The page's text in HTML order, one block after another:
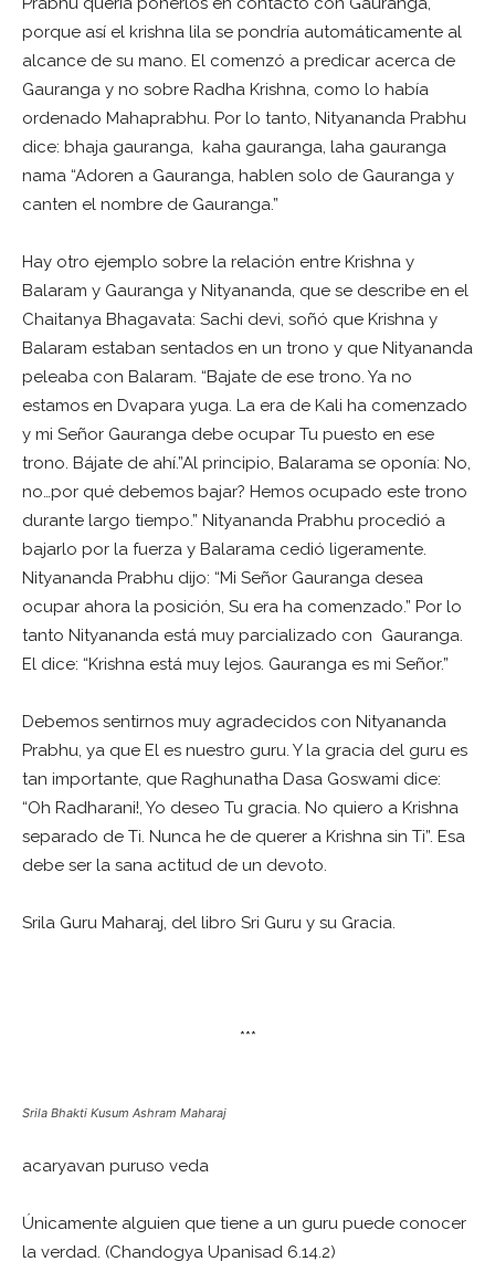
porque así el krishna lila se pondría automáticamente al
alcance de su mano. El comenzó a predicar acerca de
Gauranga y no sobre Radha Krishna, como lo había
ordenado Mahaprabhu. Por lo tanto, Nityananda Prabhu
dice: bhaja gauranga, kaha gauranga, laha gauranga
nama “Adoren a Gauranga, hablen solo de Gauranga y
canten el nombre de Gauranga.”
Hay otro ejemplo sobre la relación entre Krishna y
Balaram y Gauranga y Nityananda, que se describe en el
Chaitanya Bhagavata: Sachi devi, soñó que Krishna y
Balaram estaban sentados en un trono y que Nityananda
peleaba con Balaram. “Bajate de ese trono. Ya no
estamos en Dvapara yuga. La era de Kali ha comenzado
y mi Señor Gauranga debe ocupar Tu puesto en ese
trono. Bájate de ahí.”Al principio, Balarama se oponía: No,
no…por qué debemos bajar? Hemos ocupado este trono
durante largo tiempo.” Nityananda Prabhu procedió a
bajarlo por la fuerza y Balarama cedió ligeramente.
Nityananda Prabhu dijo: “Mi Señor Gauranga desea
ocupar ahora la posición, Su era ha comenzado.” Por lo
tanto Nityananda está muy parcializado con Gauranga.
El dice: “Krishna está muy lejos. Gauranga es mi Señor.”
Debemos sentirnos muy agradecidos con Nityananda
Prabhu, ya que El es nuestro guru. Y la gracia del guru es
tan importante, que Raghunatha Dasa Goswami dice:
“Oh Radharani!, Yo deseo Tu gracia. No quiero a Krishna
separado de Ti. Nunca he de querer a Krishna sin Ti”. Esa
debe ser la sana actitud de un devoto.
Srila Guru Maharaj, del libro Sri Guru y su Gracia.
***
Srila Bhakti Kusum Ashram Maharaj
acaryavan puruso veda
Únicamente alguien que tiene a un guru puede conocer
la verdad. (Chandogya Upanisad 6.14.2)